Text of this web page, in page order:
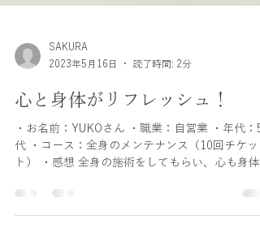
2023年5月16日
読了時間: 2分
心と身体がリフレッシュ！
代 ・コース：全身のメンテナンス（10回チケッ